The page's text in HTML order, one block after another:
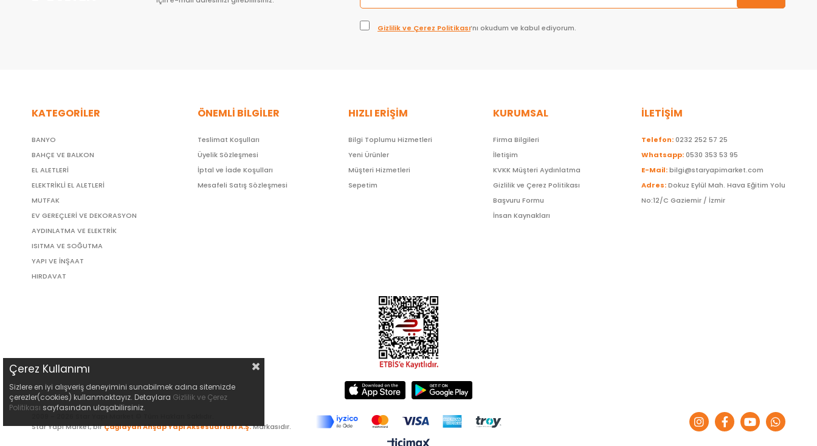
Gizlilik ve Çerez Politikası’nı okudum ve kabul ediyorum.
KATEGORİLER
BANYO
BAHÇE VE BALKON
EL ALETLERİ
ELEKTRİKLİ EL ALETLERİ
MUTFAK
EV GEREÇLERİ VE DEKORASYON
AYDINLATMA VE ELEKTRİK
ISITMA VE SOĞUTMA
YAPI VE İNŞAAT
HIRDAVAT
ÖNEMLİ BİLGİLER
Teslimat Koşulları
Üyelik Sözleşmesi
İptal ve İade Koşulları
Mesafeli Satış Sözleşmesi
HIZLI ERİŞİM
Bilgi Toplumu Hizmetleri
Yeni Ürünler
Müşteri Hizmetleri
Sepetim
KURUMSAL
Firma Bilgileri
İletişim
KVKK Müşteri Aydınlatma
Gizlilik ve Çerez Politikası
Başvuru Formu
İnsan Kaynakları
İLETİŞİM
Telefon:0232 252 57 25
Whatsapp:0530 353 53 95
E-Mail:bilgi@staryapimarket.com
Adres:Dokuz Eylül Mah. Hava Eğitim Yolu
No:12/C Gaziemir / İzmir
Star Yapı Market, birÇağlayan Ahşap Yapı Aksesuarları A.Ş.Markasıdır.
Çerez Kullanımı
Sizlere en iyi alışveriş deneyimini sunabilmek adına sitemizde
çerezler(cookies) kullanmaktayız. Detaylara Gizlilik ve Çerez
Politikası sayfasından ulaşabilirsiniz.